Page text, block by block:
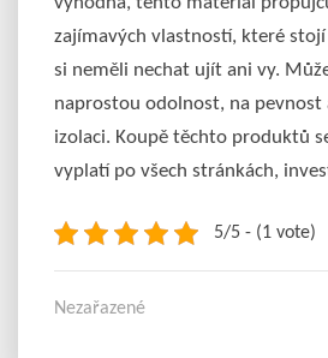
zajímavých vlastností, které
si neměli nechat ujít ani vy.
naprostou odolnost, na pevnost
izolaci. Koupě těchto produktů
vyplatí po všech stránkách,
5/5 - (1 vote)
Nezařazené